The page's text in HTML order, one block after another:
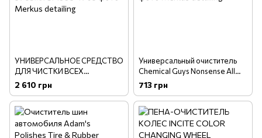
УНИВЕРСАЛЬНОЕ СРЕДСТВО
ДЛЯ ЧИСТКИ ВСЕХ
ПОВЕРХНОСТЕЙ АВТО
NONSENSE ALL PURPOSE
CLEANER - 3785мл
2 610 грн
Универсальный очиститель
Chemical Guys Nonsense All
Purpose Cleaner - 473 мл
(SPI993_16)
713 грн